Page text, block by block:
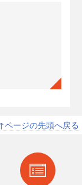
↑ページの先頭へ戻る